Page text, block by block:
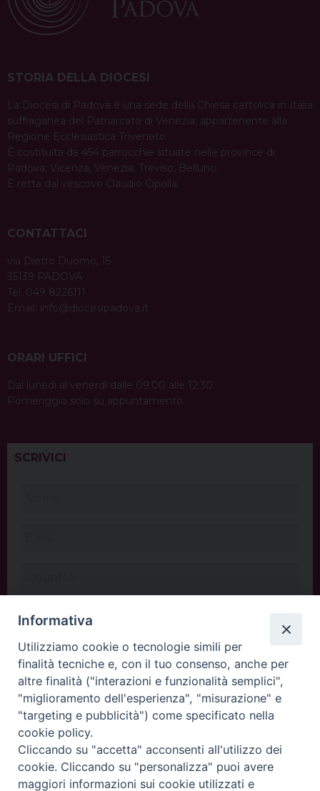
STORIA DELLA DIOCESI
La Diocesi di Padova è una sede della Chiesa cattolica in Italia
suffraganea del Patriarcato di Venezia, appartenente alla
Regione Ecclesiastica Triveneto.
È costituita da 454 parrocchie situate nelle province di
Padova, Vicenza, Venezia, Treviso, Belluno.
È retta dal vescovo Claudio Cipolla.
CONTATTACI
via Dietro Duomo, 15
35139 PADOVA
Tel. 049 8226111
Email: info@diocesipadova.it
ORARI UFFICI
Dal lunedì al venerdì dalle 09:00 alle 12:30.
Pomeriggio solo su appuntamento.
SCRIVICI
INVIA
Informativa
Utilizziamo cookie o tecnologie simili per
finalità tecniche e, con il tuo consenso, anche per
altre finalità ("interazioni e funzionalità semplici",
"miglioramento dell'esperienza", "misurazione" e
"targeting e pubblicità") come specificato nella
cookie policy.
Cliccando su "accetta" acconsenti all'utilizzo dei
cookie. Cliccando su "personalizza" puoi avere
maggiori informazioni sui cookie utilizzati e